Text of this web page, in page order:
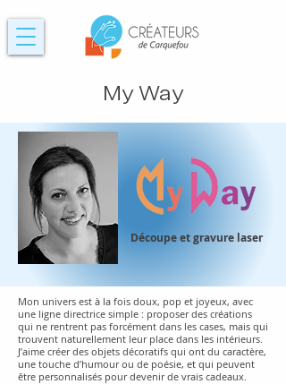
My Way
Découpe et gravure laser
Mon univers est à la fois doux, pop et joyeux, avec
une ligne directrice simple : proposer des créations
qui ne rentrent pas forcément dans les cases, mais qui
trouvent naturellement leur place dans les intérieurs.
J’aime créer des objets décoratifs qui ont du caractère,
une touche d’humour ou de poésie, et qui peuvent
être personnalisés pour devenir de vrais cadeaux.